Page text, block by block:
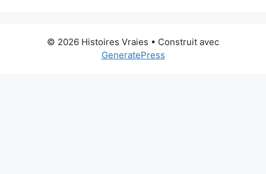
© 2026 Histoires Vraies • Construit avec
GeneratePress